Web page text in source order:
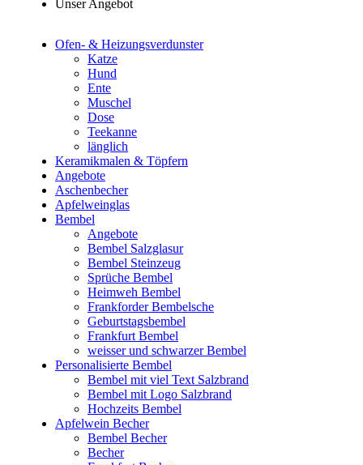
Unser Angebot
Ofen- & Heizungsverdunster
Katze
Hund
Ente
Muschel
Dose
Teekanne
länglich
Keramikmalen & Töpfern
Angebote
Aschenbecher
Apfelweinglas
Bembel
Angebote
Bembel Salzglasur
Bembel Steinzeug
Sprüche Bembel
Heimweh Bembel
Frankforder Bembelsche
Geburtstagsbembel
Frankfurt Bembel
weisser und schwarzer Bembel
Personalisierte Bembel
Bembel mit viel Text Salzbrand
Bembel mit Logo Salzbrand
Hochzeits Bembel
Apfelwein Becher
Bembel Becher
Becher